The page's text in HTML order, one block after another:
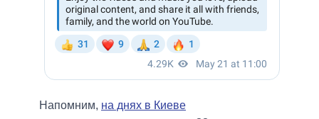
Напомним, на днях в Киеве